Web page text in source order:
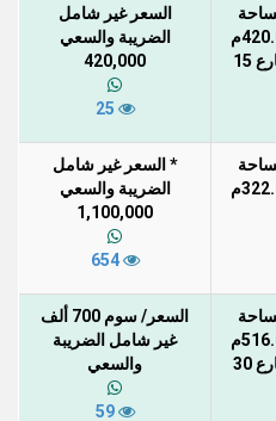
15
السعر غير شامل
الضريبة والسعي
420,000
* السعر غير شامل
الضريبة والسعي
1,100,000
654
30
السعر/ سوم 700 ألف
غير شامل الضريبة
والسعي
59